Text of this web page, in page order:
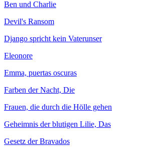
Ben und Charlie
Devil's Ransom
Django spricht kein Vaterunser
Eleonore
Emma, puertas oscuras
Farben der Nacht, Die
Frauen, die durch die Hölle gehen
Geheimnis der blutigen Lilie, Das
Gesetz der Bravados